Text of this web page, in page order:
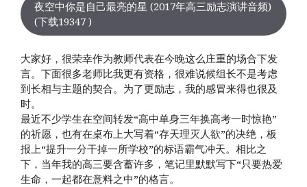
夜空中你是自己最亮的星 (2017年高三励志演讲音频)
(下载19347 )
大家好，很荣幸作为教师代表在今晚这么庄重的场合下发
言。下面很多老师比我更有资格，很难说候组长不是考虑
到长相与主题的契合。为了更励志，我的感冒来得也很及
时。
最近不少学生在空间转发“高中单身三年换高考一时惊艳”
的祈愿，也有在桌布上大写着“存天理灭人欲”的决绝，板
报上“提升一分干掉一所学校”的标语霸气冲天。相比之
下，当年我的高三要含蓄许多，笔记里默默写下“只要热爱
生命，一起都在意料之中”的格言。